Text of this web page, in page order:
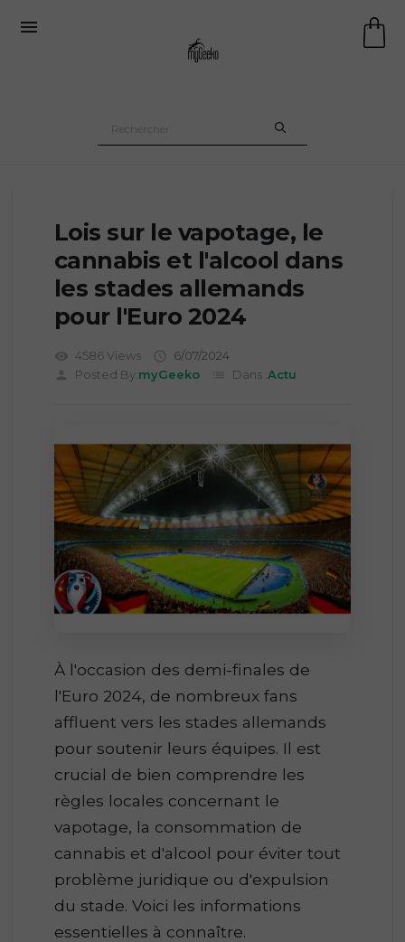

Lois sur le vapotage, le
cannabis et l'alcool dans
les stades allemands
pour l'Euro 2024
visibility 4586 Views 
6/07/2024
person
Posted By:myGeeko list Dans :Actu
À l'occasion des demi-finales de
l'Euro 2024, de nombreux fans
affluent vers les stades allemands
pour soutenir leurs équipes. Il est
crucial de bien comprendre les
règles locales concernant le
vapotage, la consommation de
cannabis et d'alcool pour éviter tout
problème juridique ou d'expulsion
du stade. Voici les informations
essentielles à connaître.